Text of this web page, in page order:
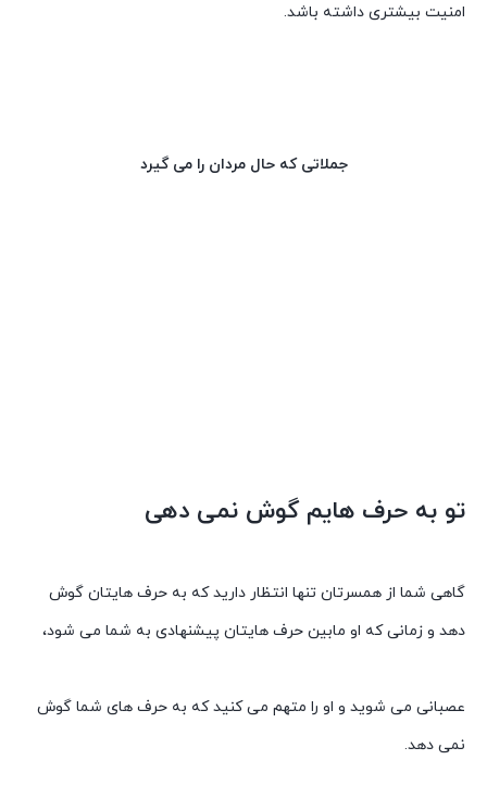
امنیت بیشتری داشته باشد.
جملاتی که حال مردان را می گیرد
تو به حرف هایم گوش نمی دهی
گاهی شما از همسرتان تنها انتظار دارید که به حرف هایتان گوش
دهد و زمانی که او مابین حرف هایتان پیشنهادی به شما می شود،
عصبانی می شوید و او را متهم می کنید که به حرف های شما گوش
نمی دهد.